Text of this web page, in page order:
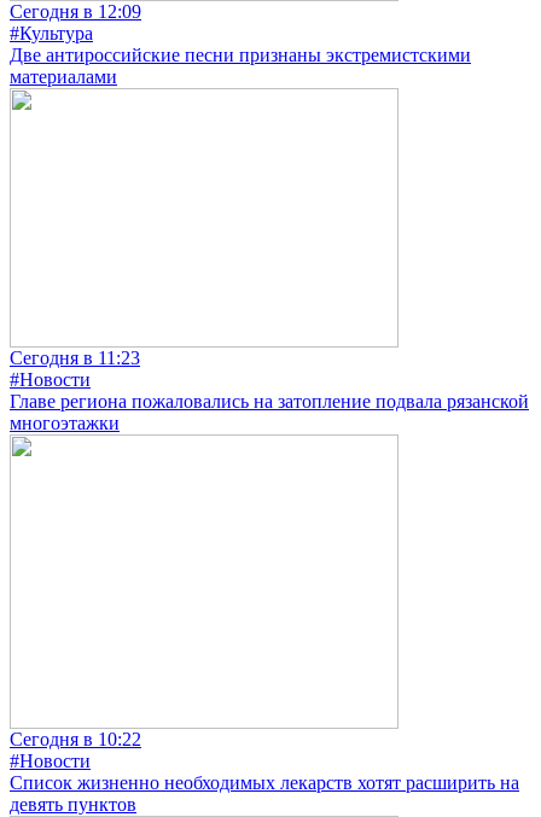
Сегодня в 12:09
#Культура
Две антироссийские песни признаны экстремистскими
материалами
Сегодня в 11:23
#Новости
Главе региона пожаловались на затопление подвала рязанской
многоэтажки
Сегодня в 10:22
#Новости
Список жизненно необходимых лекарств хотят расширить на
девять пунктов